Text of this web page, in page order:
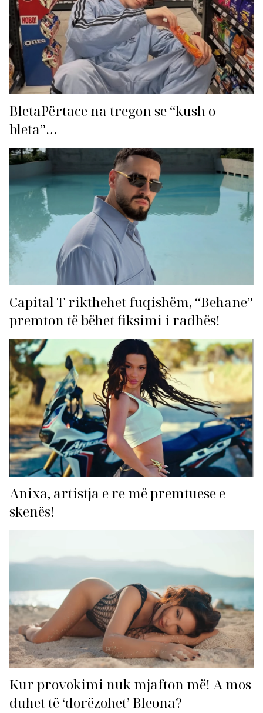
BletaPërtace na tregon se “kush o
bleta”…
Capital T rikthehet fuqishëm, “Behane”
premton të bëhet fiksimi i radhës!
Anixa, artistja e re më premtuese e
skenës!
Kur provokimi nuk mjafton më! A mos
duhet të ‘dorëzohet’ Bleona?